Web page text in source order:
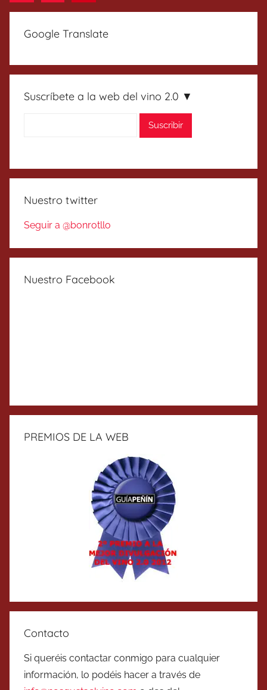
de
entradas
anteriores
Google Translate
Suscríbete a la web del vino 2.0 ▼
Nuestro twitter
Seguir a @bonrotllo
Nuestro Facebook
PREMIOS DE LA WEB
Contacto
Si queréis contactar conmigo para cualquier
información, lo podéis hacer a través de